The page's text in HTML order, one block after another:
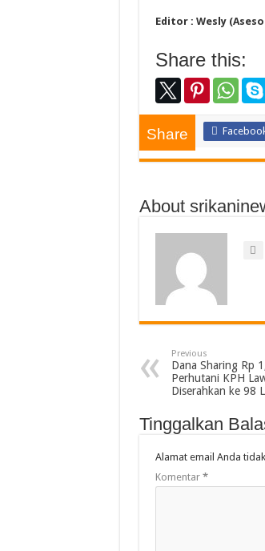
Editor : Wesly
Share this:
Share
About
Previous
Dana Sharing Rp
Perhutani KPH
Diserahkan ke 98
Tinggalkan
Alamat email Anda
Komentar *